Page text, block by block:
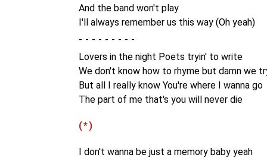
And the band won't play
I'll always remember us this way (Oh yeah)
-
Lovers in the night Poets tryin' to write
We don't know how to rhyme but damn we
But all I really know You're where I wanna go
The part of me that's you will never die
(*)
I don't wanna be just a memory baby yeah